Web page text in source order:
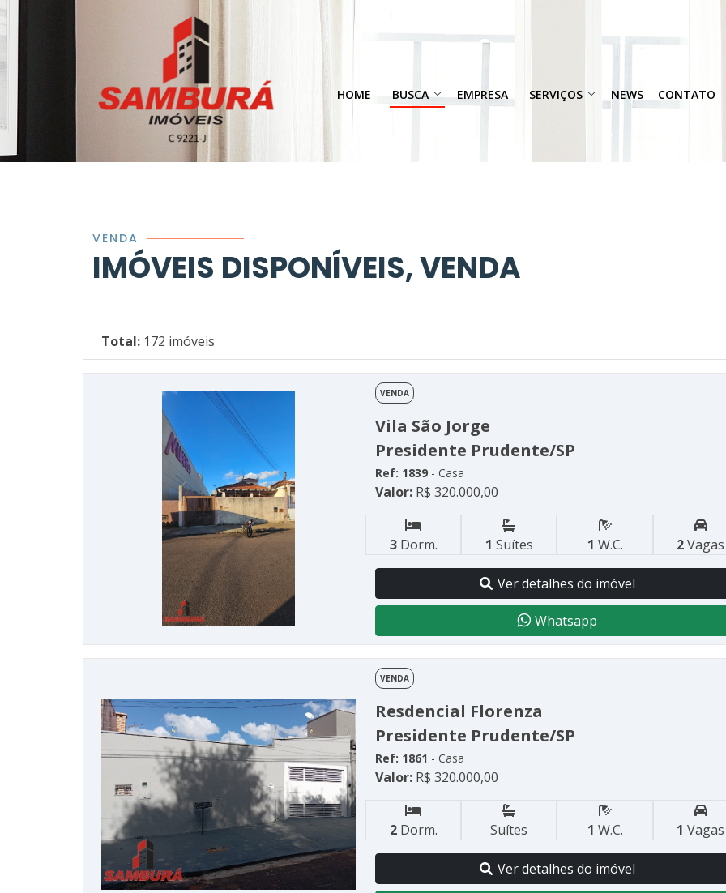
HOME BUSCA EMPRESA SERVIÇOS NEWS CONTATO
VENDA
IMÓVEIS DISPONÍVEIS, VENDA
Total: 172 imóveis
VENDA
Vila São Jorge
Presidente Prudente/SP
Ref: 1839- Casa
Valor:R$ 320.000,00
3Dorm. 1 Suítes 1 W.C. 2Vagas
Ver detalhes do imóvel
Whatsapp
VENDA
Resdencial Florenza
Presidente Prudente/SP
Ref: 1861 - Casa
Valor:R$ 320.000,00
2Dorm. Suítes 1 W.C. 1 Vagas
Ver detalhes do imóvel